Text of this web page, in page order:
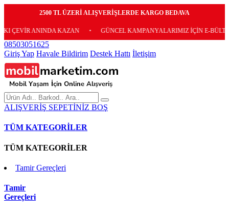
2500 TL ÜZERİ ALIŞVERİŞLERDE KARGO BEDAVA
KAZAN • GÜNCEL KAMPANYALARIMIZ İÇİN E-BÜLTENİMİZE
08503051625
Giriş Yap Havale Bildirim Destek Hattı İletişim
ALIŞVERİŞ SEPETİNİZ BOŞ
TÜM KATEGORİLER
TÜM KATEGORİLER
Tamir Gereçleri
Tamir
Gereçleri